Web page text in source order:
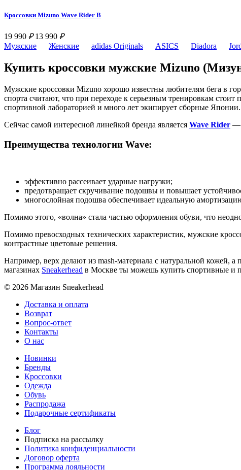
Кроссовки Mizuno Wave Rider B
19 990 ₽ 13 990 ₽
Мужские
Женские adidas Originals ASICS Diadora
Купить кроссовки мужские Mizuno
Мужские кроссовки Mizuno хорошо известны любителям бега в
спорта считают, что при переходе к серьезным тренировкам
спортивной лабораторией и много лет экипирует сборные Японии.
Сейчас самой интересной линейкой бренда является Wave Rider —
Преимущества технологии Wave:
эффективно рассеивает ударные нагрузки;
предотвращает скручивание подошвы и повышает
многослойная подошва обеспечивает идеальную
Помимо этого, «волна» стала частью оформления обуви, что
Помимо превосходных технических характеристик, мужские
контрастные цветовые решения.
Например, верх делают из mash-материала с натуральной кожей,
магазинах Sneakerhead в Москве ты можешь купить спортивные и
© 2026 Магазин Sneakerhead
Доставка и оплата
Возврат
Вопрос-ответ
Контакты
О нас
Новинки
Бренды
Кроссовки
Одежда
Обувь
Распродажа
Подарочные сертификаты
Блог
Подписка на рассылку
Политика конфиденциальности
Договор оферта
Программа лояльности